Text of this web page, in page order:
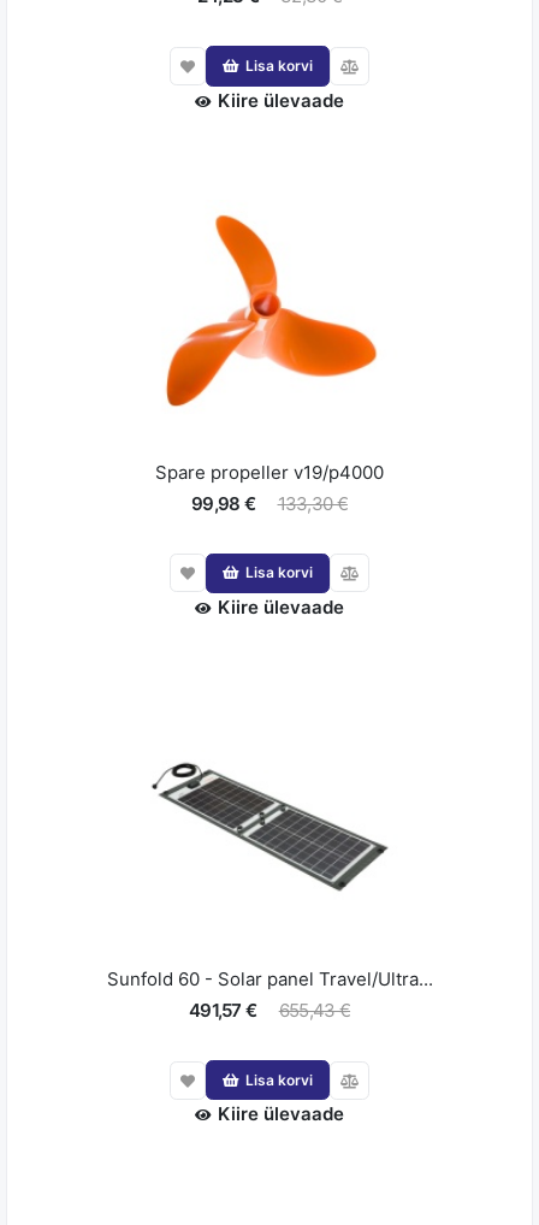
Lisa korvi
Kiire ülevaade
Spare propeller v19/p4000
99,98 €
133,30 €
Lisa korvi
Kiire ülevaade
Sunfold 60 - Solar panel Travel/Ultra...
491,57 €
655,43 €
Lisa korvi
Kiire ülevaade